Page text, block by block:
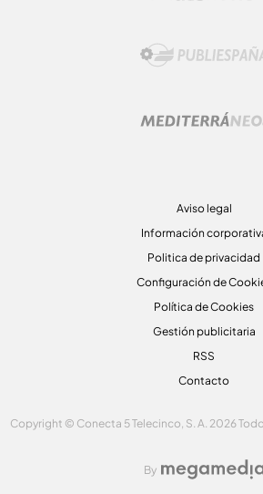
Aviso legal
Información
Politica de privacidad
Configuración de
Política de Cookies
Gestión publicitaria
RSS
Contacto
Copyright © Conecta 5 Telecinco, S. A. 2026
By